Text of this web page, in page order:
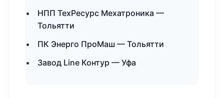
НПП ТехРесурс Мехатроника —
Тольятти
ПК Энерго ПроМаш — Тольятти
Завод Line Контур — Уфа